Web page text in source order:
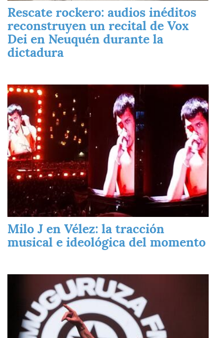
Rescate rockero: audios inéditos
reconstruyen un recital de Vox
Dei en Neuquén durante la
dictadura
Imagen
Milo J en Vélez: la tracción
musical e ideológica del momento